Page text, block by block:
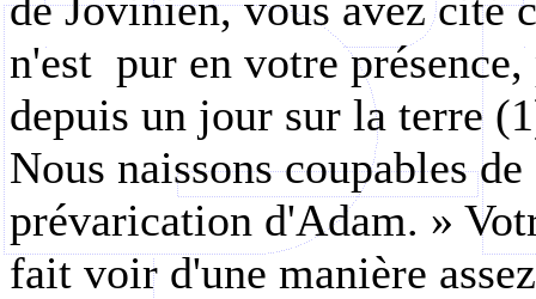
n'est pur en votre
depuis un jour sur la terre
Nous naissons coupables
prévarication d'Adam. »
fait voir d'une manière